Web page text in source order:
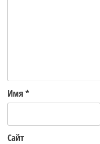
Имя *
Сайт